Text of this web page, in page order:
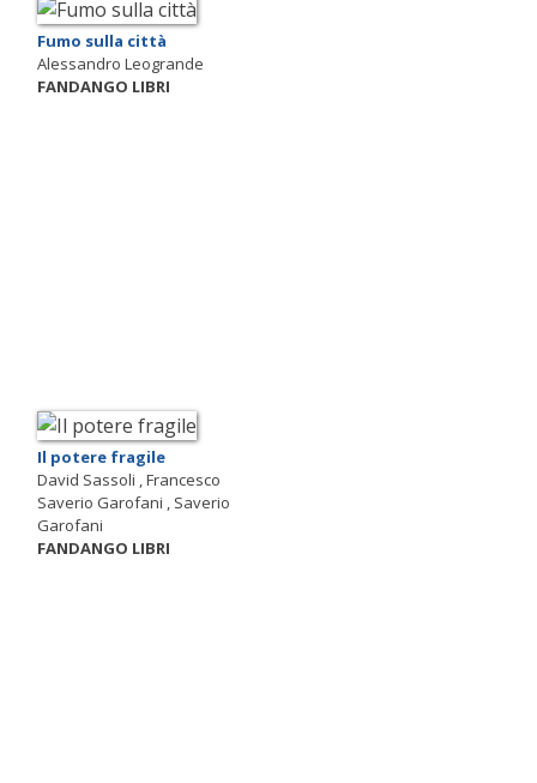
Fumo sulla città
Alessandro Leogrande
FANDANGO LIBRI
Il potere fragile
David Sassoli , Francesco
Saverio Garofani , Saverio
Garofani
FANDANGO LIBRI